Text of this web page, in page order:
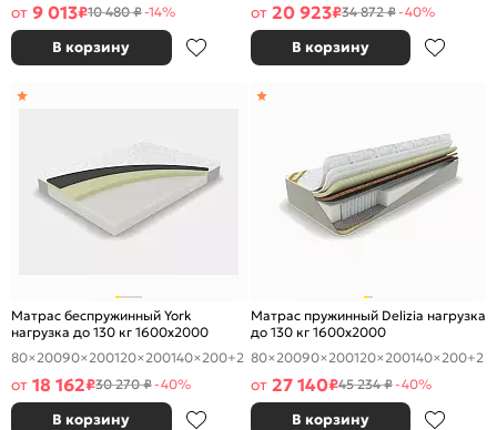
от 9 013₽10 480 ₽-14%
В корзину
от 20 923₽34 872 ₽-40%
В корзину
Матрас беспружинный York
нагрузка до 130 кг 1600x2000
80×20090×200120×200140×200+2
от 18 162₽30 270 ₽-40%
В корзину
Матрас пружинный Delizia нагрузка
до 130 кг 1600x2000
80×20090×200120×200140×200+2
от 27 140₽45 234 ₽-40%
В корзину